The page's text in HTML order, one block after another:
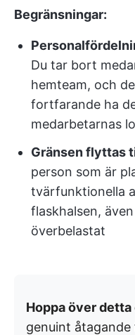
Begränsningar:
Du tar bort
hemteam, och
fortfarande ha
medarbetarnas
Gränsen flyttas
person som är
tvärfunktionella
flaskhalsen,
överbelastat
Hoppa över detta
genuint